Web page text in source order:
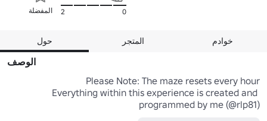
المفضلة 2 0
حول المتجر خوادم
الوصف
Everything within this experience is created and
programmed by me (@rlp81)